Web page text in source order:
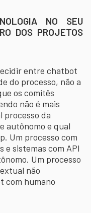
NO SEU
DOS PROJETOS
entre chatbot
do processo, não a
os comitês
não é mais
processo da
autônomo e qual
Um processo com
e sistemas com API
Um processo
não
com humano